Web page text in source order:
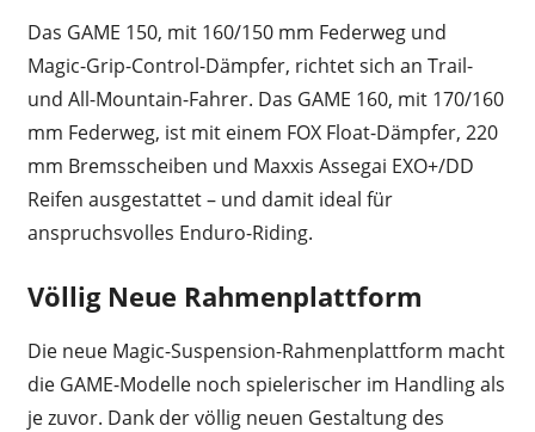
Das GAME 150, mit 160/150 mm Federweg und
Magic-Grip-Control-Dämpfer, richtet sich an Trail-
und All-Mountain-Fahrer. Das GAME 160, mit 170/160
mm Federweg, ist mit einem FOX Float-Dämpfer, 220
mm Bremsscheiben und Maxxis Assegai EXO+/DD
Reifen ausgestattet – und damit ideal für
anspruchsvolles Enduro-Riding.
Völlig Neue Rahmenplattform
Die neue Magic-Suspension-Rahmenplattform macht
die GAME-Modelle noch spielerischer im Handling als
je zuvor. Dank der völlig neuen Gestaltung des